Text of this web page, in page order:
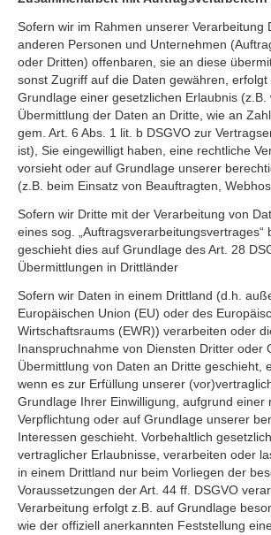
Sofern wir im Rahmen unserer Verarbeitung
anderen Personen und Unternehmen
oder Dritten) offenbaren, sie an diese
sonst Zugriff auf die Daten gewähren,
Grundlage einer gesetzlichen Erlaubnis (z.B.
Übermittlung der Daten an Dritte, wie an
gem. Art. 6 Abs. 1 lit. b DSGVO zur
ist), Sie eingewilligt haben, eine rechtliche
vorsieht oder auf Grundlage unserer
(z.B. beim Einsatz von Beauftragten,
Sofern wir Dritte mit der Verarbeitung von
eines sog. „Auftragsverarbeitungsvertrages“
geschieht dies auf Grundlage des Art. 28
Übermittlungen in Drittländer
Sofern wir Daten in einem Drittland (d.h.
Europäischen Union (EU) oder des
Wirtschaftsraums (EWR)) verarbeiten oder
Inanspruchnahme von Diensten Dritter oder
Übermittlung von Daten an Dritte geschieht,
wenn es zur Erfüllung unserer
Grundlage Ihrer Einwilligung, aufgrund einer
Verpflichtung oder auf Grundlage unserer
Interessen geschieht. Vorbehaltlich
vertraglicher Erlaubnisse, verarbeiten oder
in einem Drittland nur beim Vorliegen der
Voraussetzungen der Art. 44 ff. DSGVO
Verarbeitung erfolgt z.B. auf Grundlage
wie der offiziell anerkannten Feststellung